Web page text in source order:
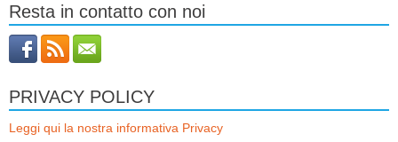
Resta in contatto con noi
PRIVACY POLICY
Leggi qui la nostra informativa Privacy